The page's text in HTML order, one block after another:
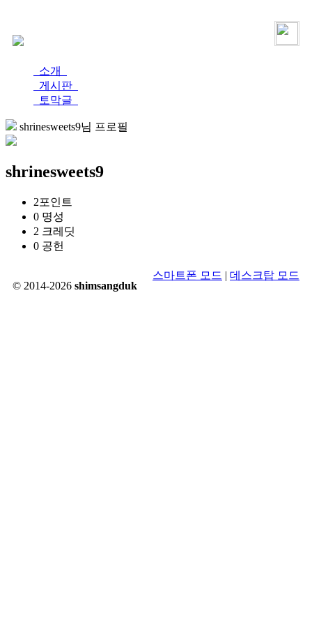
소개
게시판
토막글
shrinesweets9님 프로필
shrinesweets9
2포인트
0 명성
2 크레딧
0 공헌
© 2014-2026 shimsangduk
스마트폰 모드 | 데스크탑 모드